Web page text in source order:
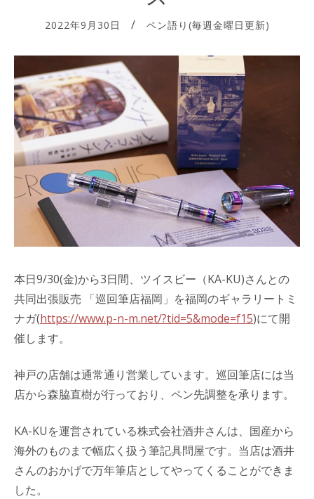
2022年9月30日 ペン語り(毎週金曜日更新)
本日9/30(金)から3日間、ツイスビー（KA-KU)さんとの
共同出張販売 「巡回筆店福岡」を福岡のギャラリートミ
ナガ(https://www.p-n-m.net/?tid=5&mode=f15)にて開
催します。
神戸の店舗は通常通り営業しています。巡回筆店には当
店から森脇直樹が行っており、ペン先調整を承ります。
KA-KUを運営されている株式会社酒井さんは、国産から
海外のものまで幅広く扱う筆記具問屋です。当店は酒井
さんのおかげで万年筆店としてやってくることができま
した。